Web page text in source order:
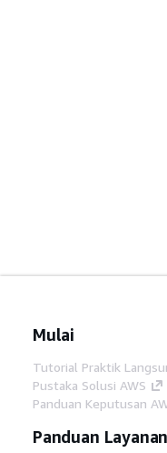
Mulai
Tutorial Praktik
Pustaka Solusi AWS
Panduan Keputusan
Panduan Layanan